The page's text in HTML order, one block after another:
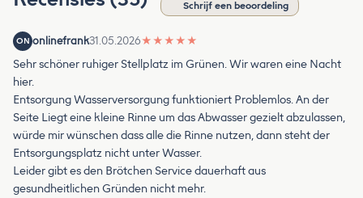
Schrijf een beoordeling
ON onlinefrank31.05.2026★ ★ ★ ★ ★
Sehr schöner ruhiger Stellplatz im Grünen. Wir waren eine Nacht
hier.
Entsorgung Wasserversorgung funktioniert Problemlos. An der
Seite Liegt eine kleine Rinne um das Abwasser gezielt abzulassen,
würde mir wünschen dass alle die Rinne nutzen, dann steht der
Entsorgungsplatz nicht unter Wasser.
Leider gibt es den Brötchen Service dauerhaft aus
gesundheitlichen Gründen nicht mehr.